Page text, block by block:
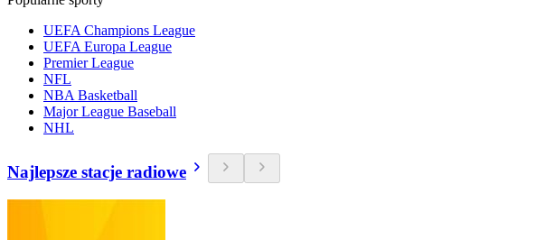
UEFA Champions League
UEFA Europa League
Premier League
NFL
NBA Basketball
Major League Baseball
NHL
Najlepsze stacje radiowe